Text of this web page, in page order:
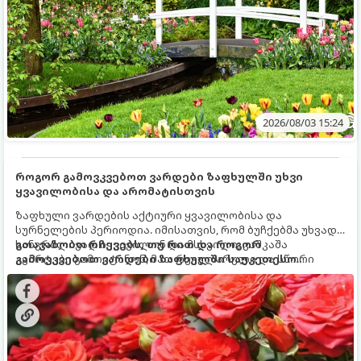
2026/08/03 15:24
როგორ გამოვკვებოთ ვარდები ზაფხულში უხვი
ყვავილობისა და არომატისთვის
ზაფხული ვარდების აქტიური ყვავილობისა და
სურნელების პერიოდია. იმისათვის, რომ ბუჩქებმა უხვად,
ხანგრძლივად იყვავილონ და მსხვილი, კაშკაშა
კვირტები გამოიტანონ, მათ რეგულარული და სწორი
გამოკვება სჭირდებათ. ზაფხულის პერიოდში მცენარის
მოთხოვნილებები იცვლება, ამიტომ მნიშვნელოვანია
ვიცოდეთ, რომელი სასუქები გამოიყენება ამ დროს.
გთავაზობთ რჩევებს, თუ რით და როგორ
გამოვკვებოთ ვარდები ზაფხულში საუკეთესო
შედეგის მისაღწევად: